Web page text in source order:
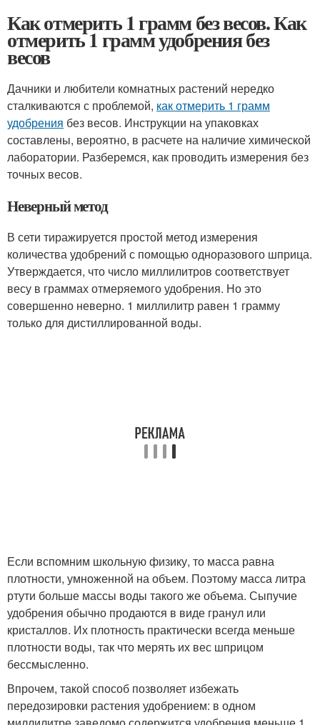
Как отмерить 1 грамм без весов. Как
отмерить 1 грамм удобрения без
весов
Дачники и любители комнатных растений нередко
сталкиваются с проблемой, как отмерить 1 грамм
удобрения без весов. Инструкции на упаковках
составлены, вероятно, в расчете на наличие химической
лаборатории. Разберемся, как проводить измерения без
точных весов.
Неверный метод
В сети тиражируется простой метод измерения
количества удобрений с помощью одноразового шприца.
Утверждается, что число миллилитров соответствует
весу в граммах отмеряемого удобрения. Но это
совершенно неверно. 1 миллилитр равен 1 грамму
только для дистиллированной воды.
Если вспомним школьную физику, то масса равна
плотности, умноженной на объем. Поэтому масса литра
ртути больше массы воды такого же объема. Сыпучие
удобрения обычно продаются в виде гранул или
кристаллов. Их плотность практически всегда меньше
плотности воды, так что мерять их вес шприцом
бессмысленно.
Впрочем, такой способ позволяет избежать
передозировки растения удобрением: в одном